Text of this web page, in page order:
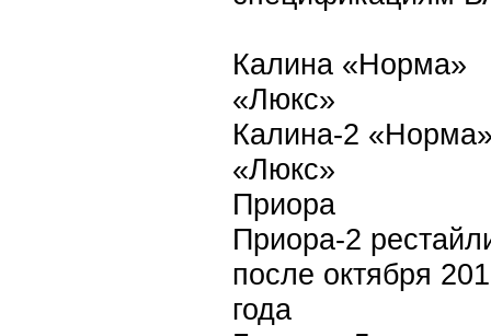
Калина «Норма»
«Люкс»
Калина-2
«Люкс»
Приора
Приора-2
после октября
года